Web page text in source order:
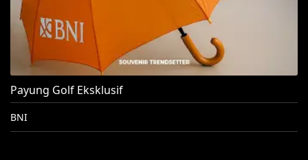
Payung Golf Eksklusif
BNI